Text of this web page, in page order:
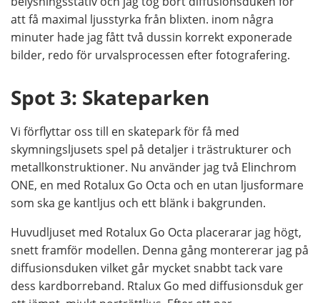
att få maximal ljusstyrka från blixten. inom några
minuter hade jag fått två dussin korrekt exponerade
bilder, redo för urvalsprocessen efter fotografering.
Spot 3: Skateparken
Vi förflyttar oss till en skatepark för få med
skymningsljusets spel på detaljer i trästrukturer och
metallkonstruktioner. Nu använder jag två Elinchrom
ONE, en med Rotalux Go Octa och en utan ljusformare
som ska ge kantljus och ett blänk i bakgrunden.
Huvudljuset med Rotalux Go Octa placerarar jag högt,
snett framför modellen. Denna gång montererar jag på
diffusionsduken vilket går mycket snabbt tack vare
dess kardborreband. Rtalux Go med diffusionsduk ger